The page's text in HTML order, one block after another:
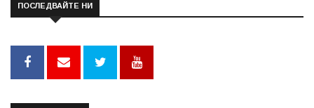
ПОСЛЕДВАЙТЕ НИ